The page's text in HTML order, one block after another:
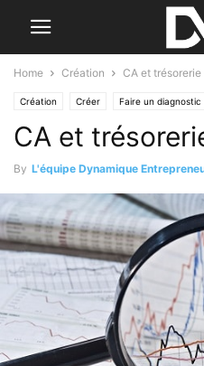
Home Création CA et trésorerie
Création Créer Faire un diagnostic
CA et
By L'équipe Dynamique